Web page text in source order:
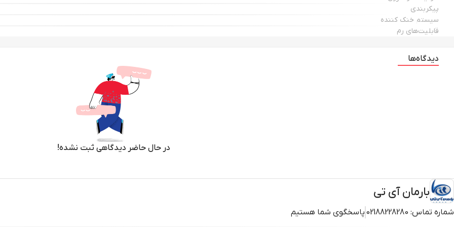
پیکربندی
سیستم خنک کننده
قابلیت‌های رم
دیدگاه‌ها
در حال حاضر دیدگاهی ثبت نشده!
بارمان آی تی
شماره تماس: 02188228280 پاسخگوی شما هستیم